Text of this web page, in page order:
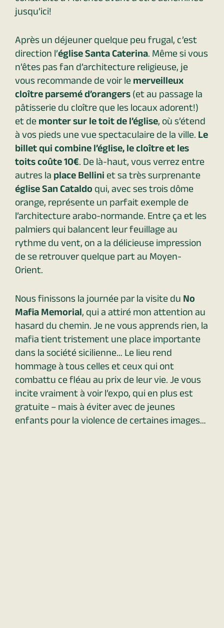
jusqu’ici!
Après un déjeuner quelque peu frugal, c’est
direction l’église Santa Caterina. Même si vous
n’êtes pas fan d’architecture religieuse, je
vous recommande de voir lemerveilleux
cloître parsemé d’orangers(et au passage la
pâtisserie du cloître que les locaux adorent!)
et demonter sur le toit de l’église, où s’étend
à vos pieds une vue spectaculaire de la ville.Le
billet qui combine l’église, le cloître et les
toits coûte 10€. De là-haut, vous verrez entre
autres laplace Belliniet sa très surprenante
église San Cataldoqui, avec ses trois dôme
orange, représente un parfait exemple de
l’architecture arabo-normande. Entre ça et les
palmiers qui balancent leur feuillage au
rythme du vent, on a la délicieuse impression
de se retrouver quelque part au Moyen-
Orient.
Nous finissons la journée par la visite duNo
Mafia Memorial, qui a attiré mon attention au
hasard du chemin. Je ne vous apprends rien, la
mafia tient tristement une place importante
dans la société sicilienne… Le lieu rend
hommage à tous celles et ceux qui ont
combattu ce fléau au prix de leur vie. Je vous
incite vraiment à voir l’expo, qui en plus est
gratuite – mais à éviter avec de jeunes
enfants pour la violence de certaines images…